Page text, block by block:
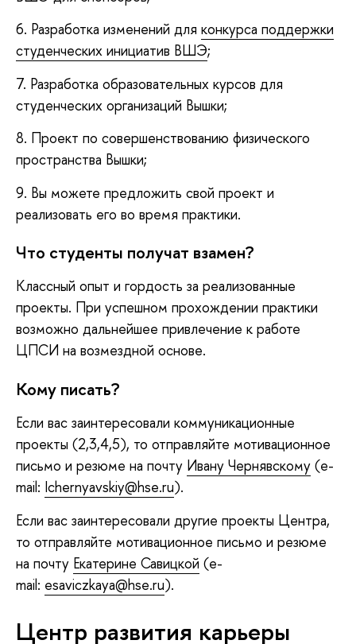
6. Разработка изменений для конкурса поддержки
студенческих инициатив ВШЭ;
7. Разработка образовательных курсов для
студенческих организаций Вышки;
8. Проект по совершенствованию физического
пространства Вышки;
9. Вы можете предложить свой проект и
реализовать его во время практики.
Что студенты получат взамен?
Классный опыт и гордость за реализованные
проекты. При успешном прохождении практики
возможно дальнейшее привлечение к работе
ЦПСИ на возмездной основе.
Кому писать?
Если вас заинтересовали коммуникационные
проекты (2,3,4,5), то отправляйте мотивационное
письмо и резюме на почту Ивану Чернявскому (e-
mail: Ichernyavskiy@hse.ru).
Если вас заинтересовали другие проекты Центра,
то отправляйте мотивационное письмо и резюме
на почту Екатерине Савицкой (e-
mail: esaviczkaya@hse.ru).
Центр развития карьеры